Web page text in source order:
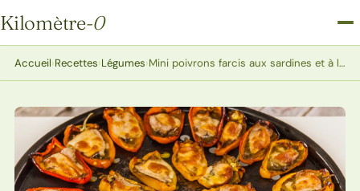
Kilomètre-0
Kilomètre-0
Accueil›Recettes›Légumes› Mini poivrons farcis aux sardines et à la scamorza